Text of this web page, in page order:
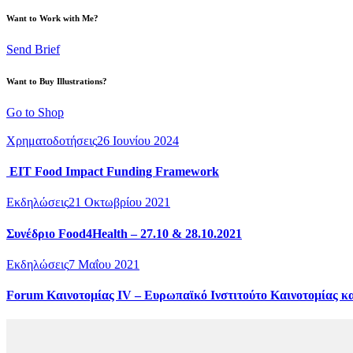
Want to Work with Me?
Send Brief
Want to Buy Illustrations?
Go to Shop
Χρηματοδοτήσεις26 Ιουνίου 2024
EIT Food Impact Funding Framework
Εκδηλώσεις21 Οκτωβρίου 2021
Συνέδριο Food4Health – 27.10 & 28.10.2021
Εκδηλώσεις7 Μαΐου 2021
Forum Καινοτομίας IV – Ευρωπαϊκό Ινστιτούτο Καινοτομίας